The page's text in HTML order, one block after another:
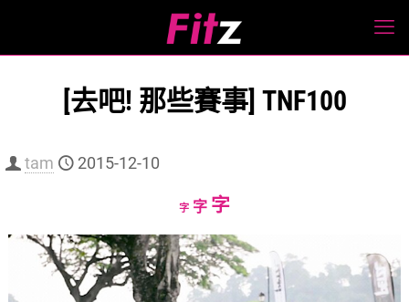
[去吧! 那些賽事] TNF100
tam 2015-12-10
字Decrease
size.
字Reset
size.
字Increase
size.